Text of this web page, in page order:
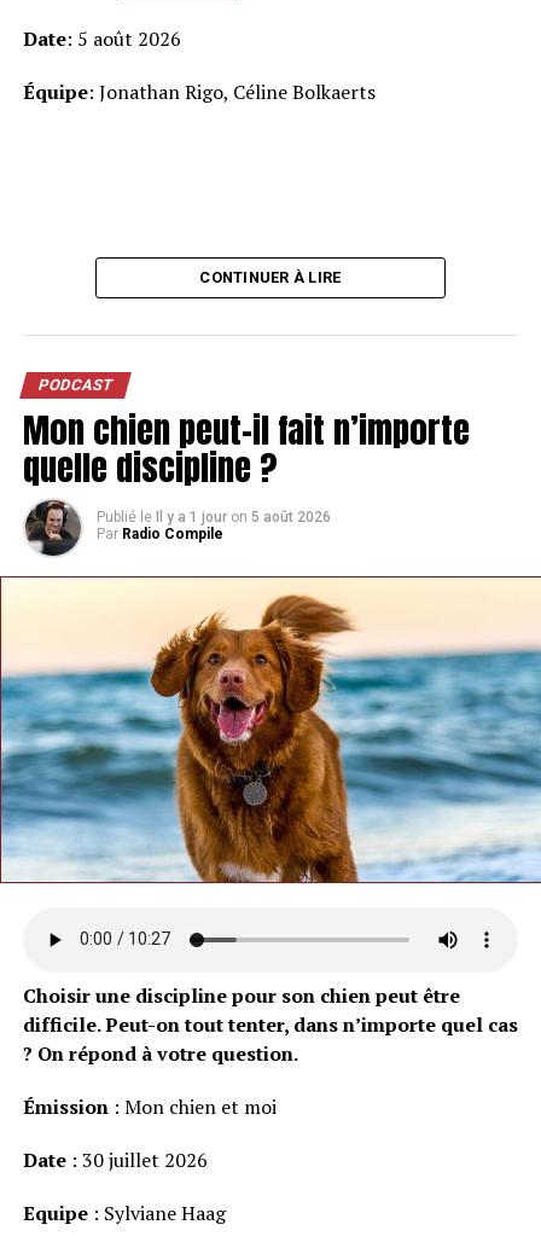
Date: 5 août 2026
Équipe: Jonathan Rigo, Céline Bolkaerts
CONTINUER À LIRE
PODCAST
Mon chien peut-il fait n’importe
quelle discipline ?
Publié le Il y a 1 jour on 5 août 2026
Par Radio Compile
Choisir une discipline pour son chien peut être
difficile. Peut-on tout tenter, dans n’importe quel cas
? On répond à votre question.
Émission: Mon chien et moi
Date: 30 juillet 2026
Equipe: Sylviane Haag